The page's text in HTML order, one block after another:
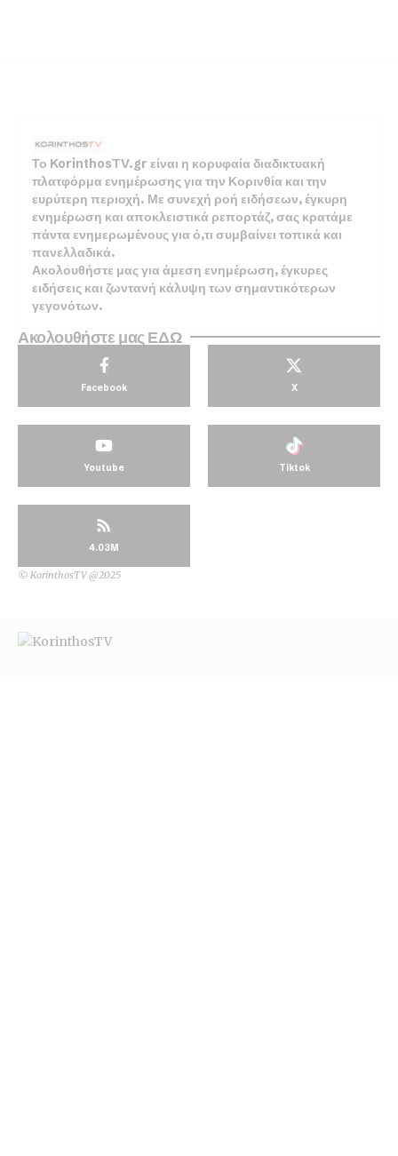
Το KorinthosTV.gr είναι η κορυφαία διαδικτυακή
πλατφόρμα ενημέρωσης για την Κορινθία και την
ευρύτερη περιοχή. Με συνεχή ροή ειδήσεων, έγκυρη
ενημέρωση και αποκλειστικά ρεπορτάζ, σας κρατάμε
πάντα ενημερωμένους για ό,τι συμβαίνει τοπικά και
πανελλαδικά.
Ακολουθήστε μας για άμεση ενημέρωση, έγκυρες
ειδήσεις και ζωντανή κάλυψη των σημαντικότερων
γεγονότων.
Ακολουθήστε μας ΕΔΩ
Facebook X
Youtube Tiktok
4.03M
© KorinthosTV @2025